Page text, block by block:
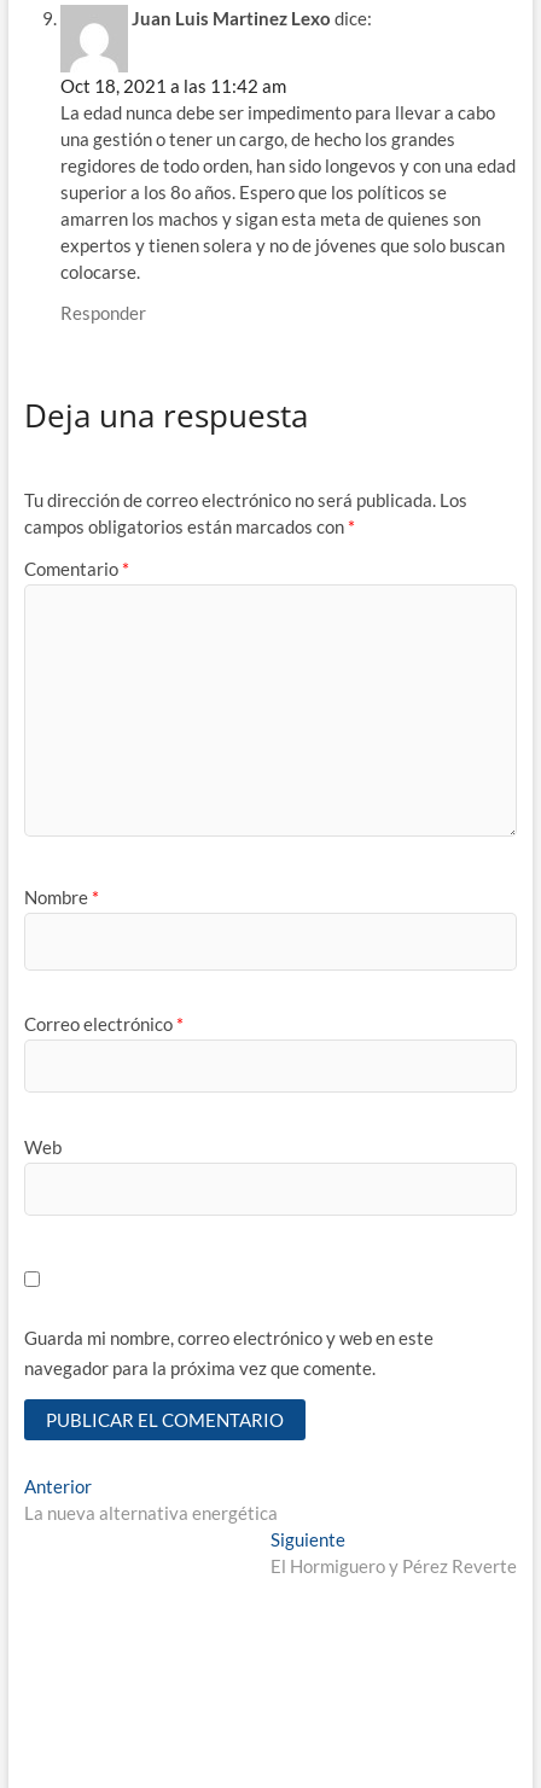
Juan Luis Martinez Lexo dice:
Oct 18, 2021 a las 11:42 am
La edad nunca debe ser impedimento para llevar a cabo
una gestión o tener un cargo, de hecho los grandes
regidores de todo orden, han sido longevos y con una edad
superior a los 8o años. Espero que los políticos se
amarren los machos y sigan esta meta de quienes son
expertos y tienen solera y no de jóvenes que solo buscan
colocarse.
Responder
Deja una respuesta
Tu dirección de correo electrónico no será publicada. Los
campos obligatorios están marcados con *
Comentario *
Nombre *
Correo electrónico *
Web
Guarda mi nombre, correo electrónico y web en este
navegador para la próxima vez que comente.
Navegación
de
AnteriorEntrada
anterior:
La nueva alternativa energética
SiguienteEntrada
siguiente:
El Hormiguero y Pérez Reverte